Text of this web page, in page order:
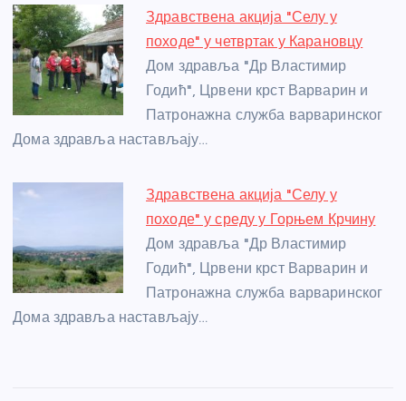
Здравствена акција "Селу у
походе" у четвртак у Карановцу
Дом здравља "Др Властимир
Годић", Црвени крст Варварин и
Патронажна служба варваринског
Дома здравља настављају…
Здравствена акција "Селу у
походе" у среду у Горњем Крчину
Дом здравља "Др Властимир
Годић", Црвени крст Варварин и
Патронажна служба варваринског
Дома здравља настављају…